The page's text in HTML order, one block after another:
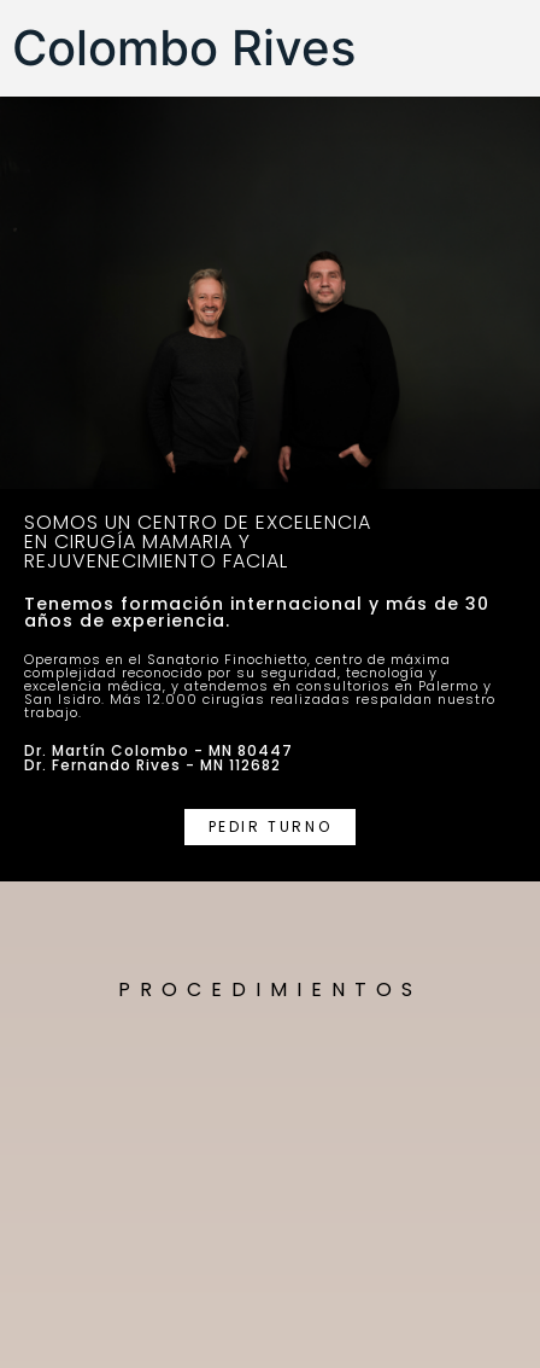
Colombo Rives
SOMOS UN CENTRO DE EXCELENCIA
EN CIRUGÍA MAMARIA Y
REJUVENECIMIENTO FACIAL
Tenemos formación internacional y más de 30
años de experiencia.
Operamos en el Sanatorio Finochietto, centro de máxima
complejidad reconocido por su seguridad, tecnología y
excelencia médica, y atendemos en consultorios en Palermo y
San Isidro. Más 12.000 cirugías realizadas respaldan nuestro
trabajo.
Dr. Martín Colombo - MN 80447
Dr. Fernando Rives - MN 112682
PEDIR TURNO
PROCEDIMIENTOS